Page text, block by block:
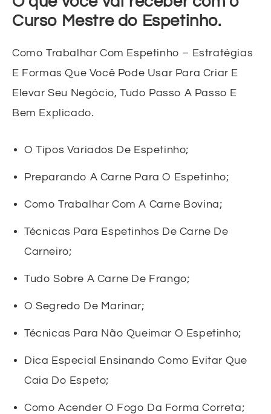
Curso Mestre do Espetinho.
Como Trabalhar Com Espetinho – Estratégias
E Formas Que Você Pode Usar Para Criar E
Elevar Seu Negócio, Tudo Passo A Passo E
Bem Explicado.
O Tipos Variados De Espetinho;
Preparando A Carne Para O Espetinho;
Como Trabalhar Com A Carne Bovina;
Técnicas Para Espetinhos De Carne De
Carneiro;
Tudo Sobre A Carne De Frango;
O Segredo De Marinar;
Técnicas Para Não Queimar O Espetinho;
Dica Especial Ensinando Como Evitar Que
Caia Do Espeto;
Como Acender O Fogo Da Forma Correta;